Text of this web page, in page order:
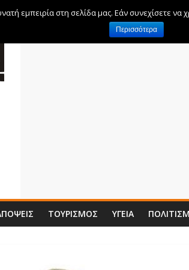
ΤΟΥΡΙΣΜΌΣ ΥΓΕΊΑ
εμπειρία στη σελίδα μας. Εάν συνεχίσετε να
Περισσότερα